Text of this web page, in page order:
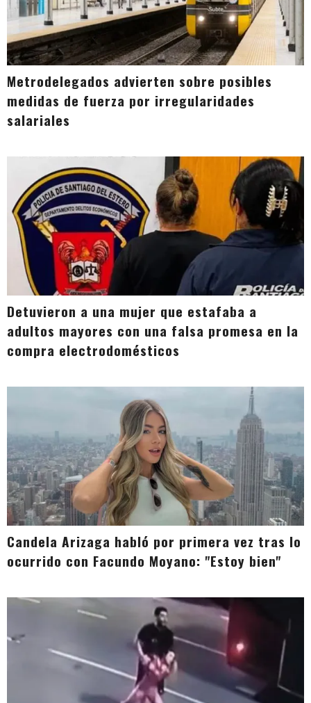
Metrodelegados advierten sobre posibles
medidas de fuerza por irregularidades
salariales
Detuvieron a una mujer que estafaba a
adultos mayores con una falsa promesa en la
compra electrodomésticos
Candela Arizaga habló por primera vez tras lo
ocurrido con Facundo Moyano: "Estoy bien"